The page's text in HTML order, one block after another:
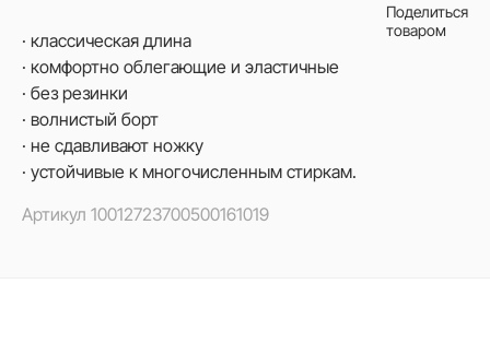
· классическая длина
· комфортно облегающие и эластичные
· без резинки
· волнистый борт
· не сдавливают ножку
· устойчивые к многочисленным стиркам.
Артикул 10012723700500161019
Поделиться
товаром